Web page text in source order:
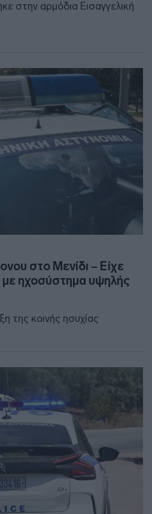
στην αρμόδια Εισαγγελική
στο Μενίδι – Είχε
με ηχοσύστημα υψηλής
της κοινής ησυχίας